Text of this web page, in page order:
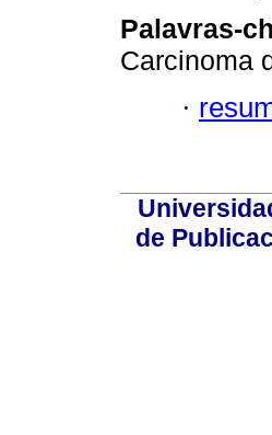
Palavras-
Carcinoma
·
de